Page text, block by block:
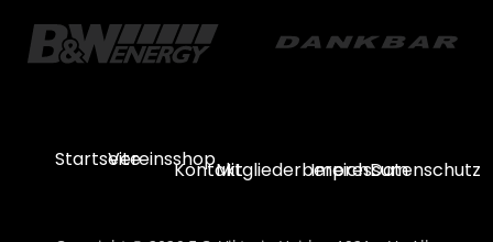
StartseiteVereinsshop
KontaktMitgliederbereich
ImpressumDatenschutz